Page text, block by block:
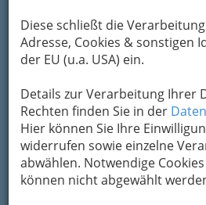
Diese schließt die
Adresse, Cookies & sonstigen
der EU (u.a. USA) ein.
Details zur Verarbeitung Ihrer
Rechten finden Sie in der
Hier können Sie Ihre
widerrufen sowie einzelne
abwählen. Notwendige
können nicht abgewählt
Workout auf der Tanzfläche - die